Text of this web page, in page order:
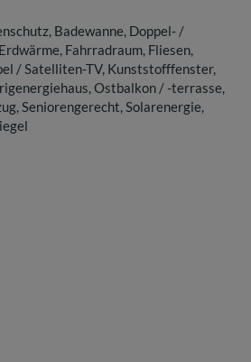
Badewanne Doppel- /
Erdwärme Fahrradraum Fliesen
/ Satelliten-TV Kunststofffenster
Ostbalkon / -terrasse
Seniorengerecht Solarenergie